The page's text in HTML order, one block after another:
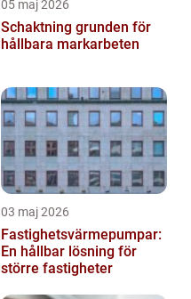
05 maj 2026
Schaktning grunden för
hållbara markarbeten
03 maj 2026
Fastighetsvärmepumpar:
En hållbar lösning för
större fastigheter